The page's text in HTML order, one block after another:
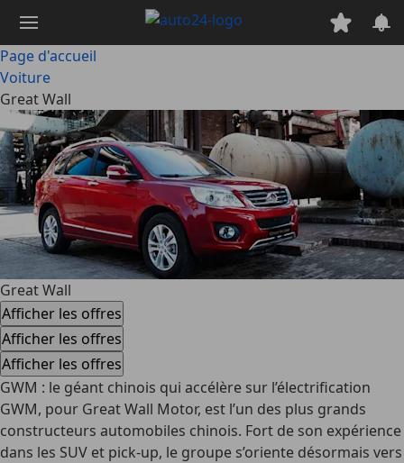
contenu
principal
Page d'accueil
Voiture
Great Wall
Great Wall
Afficher les offres
Afficher les offres
Afficher les offres
GWM : le géant chinois qui accélère sur l’électrification
GWM, pour Great Wall Motor, est l’un des plus grands
constructeurs automobiles chinois. Fort de son expérience
dans les SUV et pick-up, le groupe s’oriente désormais vers